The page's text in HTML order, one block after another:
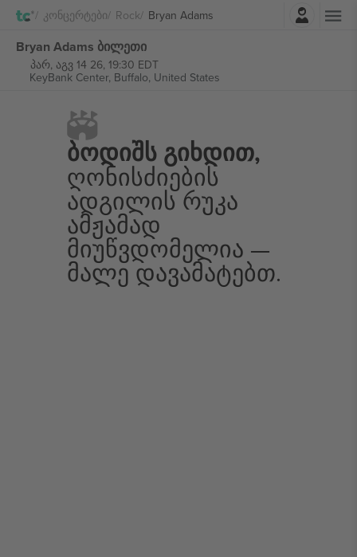
Კონცერტები Rock Bryan Adamsშესვლა
Bryan Adams ბილეთი
პარ, აგვ 14 26, 19:30 EDT
KeyBank Center, Buffalo, United States
Ბოდიშს Გიხდით,
Ღონისძიების
Ადგილის Რუკა
Ამჟამად
Მიუწვდომელია —
Მალე Დავამატებთ.